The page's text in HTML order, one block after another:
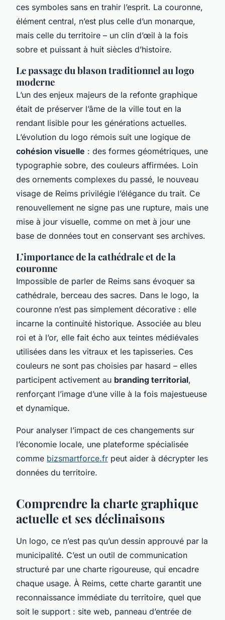
ces symboles sans en trahir l’esprit. La couronne,
élément central, n’est plus celle d’un monarque,
mais celle du territoire – un clin d’œil à la fois
sobre et puissant à huit siècles d’histoire.
Le passage du blason traditionnel au logo
moderne
L’un des enjeux majeurs de la refonte graphique
était de préserver l’âme de la ville tout en la
rendant lisible pour les générations actuelles.
L’évolution du logo rémois suit une logique de
cohésion visuelle : des formes géométriques, une
typographie sobre, des couleurs affirmées. Loin
des ornements complexes du passé, le nouveau
visage de Reims privilégie l’élégance du trait. Ce
renouvellement ne signe pas une rupture, mais une
mise à jour visuelle, comme on met à jour une
base de données tout en conservant ses archives.
L’importance de la cathédrale et de la
couronne
Impossible de parler de Reims sans évoquer sa
cathédrale, berceau des sacres. Dans le logo, la
couronne n’est pas simplement décorative : elle
incarne la continuité historique. Associée au bleu
roi et à l’or, elle fait écho aux teintes médiévales
utilisées dans les vitraux et les tapisseries. Ces
couleurs ne sont pas choisies par hasard – elles
participent activement au branding territorial,
renforçant l’image d’une ville à la fois majestueuse
et dynamique.
Pour analyser l’impact de ces changements sur
l’économie locale, une plateforme spécialisée
comme bizsmartforce.fr peut aider à décrypter les
données du territoire.
Comprendre la charte graphique
actuelle et ses déclinaisons
Un logo, ce n’est pas qu’un dessin approuvé par la
municipalité. C’est un outil de communication
structuré par une charte rigoureuse, qui encadre
chaque usage. À Reims, cette charte garantit une
reconnaissance immédiate du territoire, quel que
soit le support : site web, panneau d’entrée de